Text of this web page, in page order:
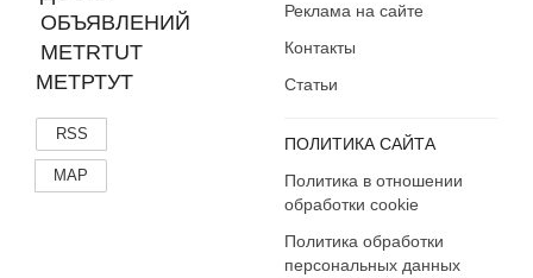
МЕТРТУТ
RSS
MAP
Реклама на сайте
Контакты
Статьи
ПОЛИТИКА САЙТА
Политика в отношении
обработки cookie
Политика обработки
персональных данных